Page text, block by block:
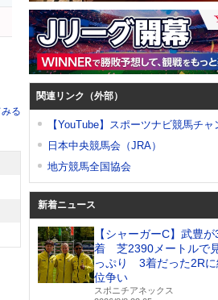
る
関連リンク（外部）
【YouTube】スポーツナビ競馬チャ
日本中央競馬会（JRA）
地方競馬全国協会
新着ニュース
【シャーガーC】武豊
着 芝2390メートルで
っぷり 3着だった2Rに
位争い
スポニチアネックス